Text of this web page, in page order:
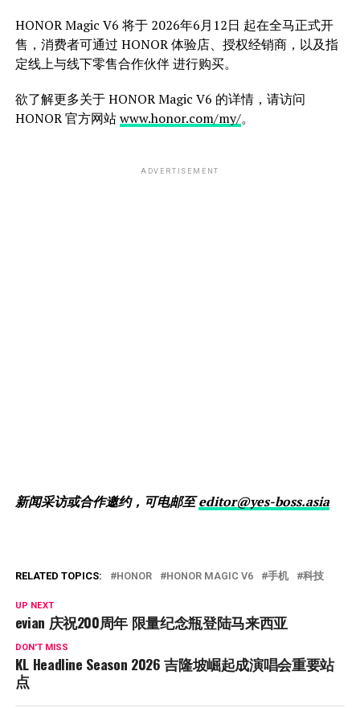
HONOR Magic V6 将于 2026年6月12日 起在全马正式开
售，消费者可通过 HONOR 体验店、授权经销商，以及指
定线上与线下零售合作伙伴 进行购买。
欲了解更多关于 HONOR Magic V6 的详情，请访问
HONOR 官方网站www.honor.com/my/。
ADVERTISEMENT
新闻采访或合作邀约，可电邮至editor@yes-boss.asia
RELATED TOPICS: HONOR HONOR MAGIC V6 手机 科技
UP NEXT
evian 庆祝200周年 限量纪念瓶登陆马来西亚
DON'T MISS
KL Headline Season 2026 吉隆坡崛起成演唱会重要站
点